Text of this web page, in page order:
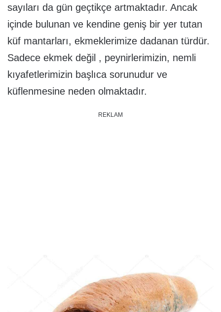
sayıları da gün geçtikçe artmaktadır. Ancak
içinde bulunan ve kendine geniş bir yer tutan
küf mantarları, ekmeklerimize dadanan türdür.
Sadece ekmek değil , peynirlerimizin, nemli
kıyafetlerimizin başlıca sorunudur ve
küflenmesine neden olmaktadır.
REKLAM